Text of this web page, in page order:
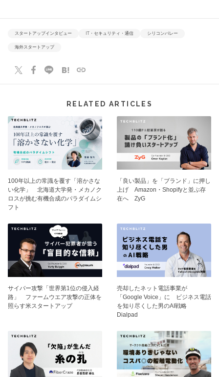
スタートアップインタビュー IT・セキュリティ・通信 シリコンバレー
海外スタートアップ
RELATED ARTICLES
100年以上の常識を覆す「溶かさな
い化学」 北海道大学発・メカノク
ロスが挑む有機合成のパラダイムシ
フト
「良い製品」を「ブランド」に押し
上げ Amazon・Shopifyと並ぶ存
在へ ZyG
サイバー攻撃「世界第1位の侵入経
路」 ファームウエア攻撃の正体を
照らす米スタートアップ
売却したネット電話事業が
「Google Voice」に ビジネス電話
を知り尽くした男のAI戦略
Dialpad